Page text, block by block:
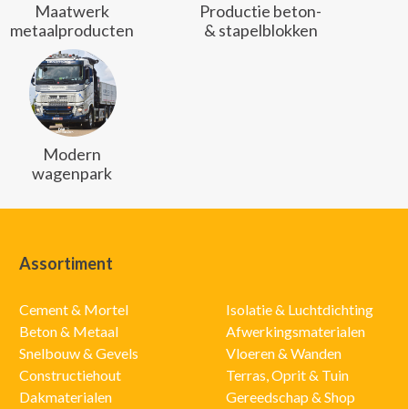
Maatwerk
metaalproducten
Productie beton-
& stapelblokken
Modern
wagenpark
Assortiment
Cement & Mortel
Beton & Metaal
Snelbouw & Gevels
Constructiehout
Dakmaterialen
Isolatie & Luchtdichting
Afwerkingsmaterialen
Vloeren & Wanden
Terras, Oprit & Tuin
Gereedschap & Shop